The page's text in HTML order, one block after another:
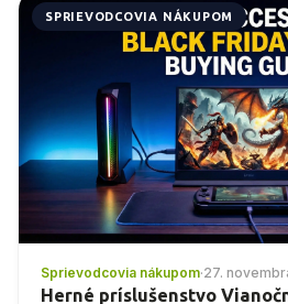
SPRIEVODCOVIA NÁKUPOM
Sprievodcovia nákupom·27.
Herné príslušenstvo